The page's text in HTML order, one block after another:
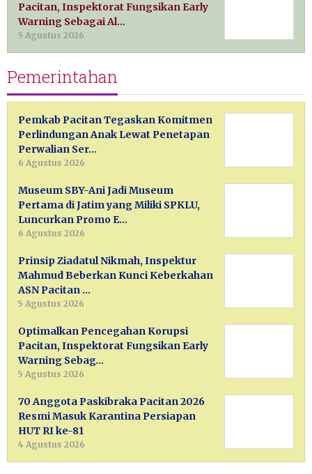
Pacitan, Inspektorat Fungsikan Early
Warning Sebagai Al…
5 Agustus 2026
Pemerintahan
Pemkab Pacitan Tegaskan Komitmen
Perlindungan Anak Lewat Penetapan
Perwalian Ser…
6 Agustus 2026
Museum SBY-Ani Jadi Museum
Pertama di Jatim yang Miliki SPKLU,
Luncurkan Promo E…
6 Agustus 2026
Prinsip Ziadatul Nikmah, Inspektur
Mahmud Beberkan Kunci Keberkahan
ASN Pacitan …
5 Agustus 2026
Optimalkan Pencegahan Korupsi
Pacitan, Inspektorat Fungsikan Early
Warning Sebag…
5 Agustus 2026
70 Anggota Paskibraka Pacitan 2026
Resmi Masuk Karantina Persiapan
HUT RI ke-81
4 Agustus 2026